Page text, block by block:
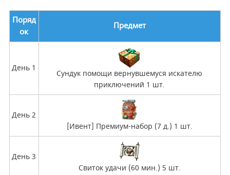
Поряд
ок
Предмет
День 1
Сундук помощи вернувшемуся искателю
приключений 1 шт.
День 2
[Ивент] Премиум-набор (7 д.) 1 шт.
День 3
Свиток удачи (60 мин.) 5 шт.